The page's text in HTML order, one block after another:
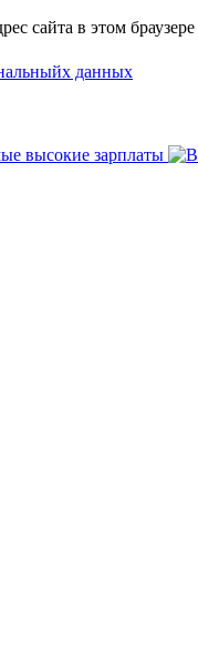
сайта в этом
данных